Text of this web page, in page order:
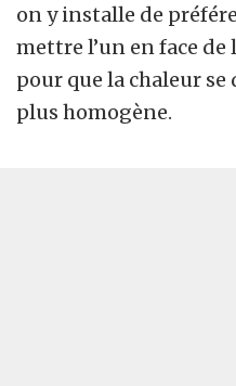
on y installe de
mettre l’un en face de
pour que la chaleur
plus homogène.